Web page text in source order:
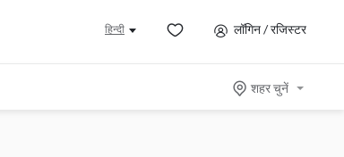
हिन्दी लॉगिन / रजिस्टर
शहर चुनें